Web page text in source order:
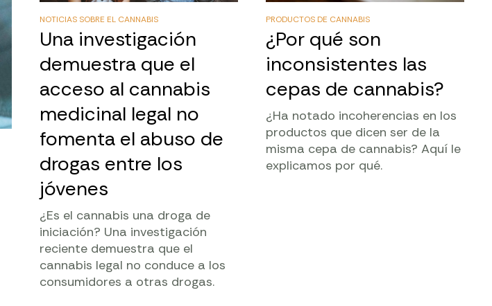
NOTICIAS SOBRE EL CANNABIS
Una investigación
demuestra que el
acceso al cannabis
medicinal legal no
fomenta el abuso de
drogas entre los
jóvenes
¿Es el cannabis una droga de
iniciación? Una investigación
reciente demuestra que el
cannabis legal no conduce a los
consumidores a otras drogas.
PRODUCTOS DE CANNABIS
¿Por qué son
inconsistentes las
cepas de cannabis?
¿Ha notado incoherencias en los
productos que dicen ser de la
misma cepa de cannabis? Aquí le
explicamos por qué.